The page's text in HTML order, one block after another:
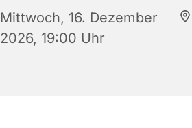
Mittwoch, 16. Dezember
2026, 19:00 Uhr